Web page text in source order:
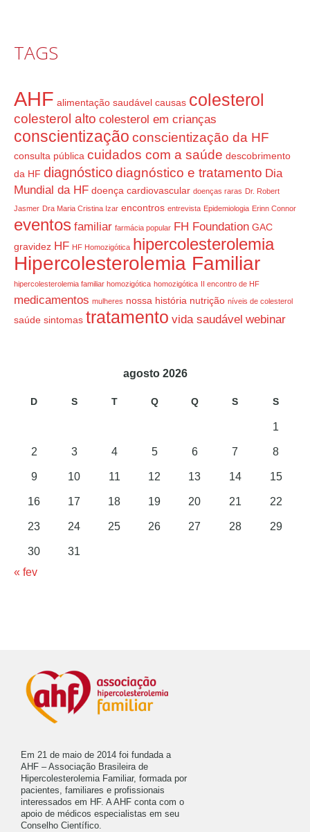
TAGS
AHF alimentação saudável causas colesterol
colesterol alto colesterol em crianças
conscientização conscientização da HF
consulta pública cuidados com a saúde descobrimento
da HF diagnósticodiagnóstico e tratamento Dia
Mundial da HF doença cardiovascular doenças raras Dr. Robert
Jasmer Dra Maria Cristina Izar encontros entrevista Epidemiologia Erinn Connor
eventos familiar farmácia popular FH Foundation GAC
gravidez HF HF Homozigótica hipercolesterolemia
Hipercolesterolemia Familiar
hipercolesterolemia familiar homozigótica homozigótica II encontro de HF
medicamentos mulheres nossa história nutrição níveis de colesterol
saúde sintomas tratamento vida saudável webinar
agosto 2026
D S T Q Q S S
1
2 3 4 5 6 7 8
9 10 11 12 13 14 15
16 17 18 19 20 21 22
23 24 25 26 27 28 29
30
31
« fev
Em 21 de maio de 2014 foi fundada a
AHF – Associação Brasileira de
Hipercolesterolemia Familiar, formada por
pacientes, familiares e profissionais
interessados em HF. A AHF conta com o
apoio de médicos especialistas em seu
Conselho Científico.